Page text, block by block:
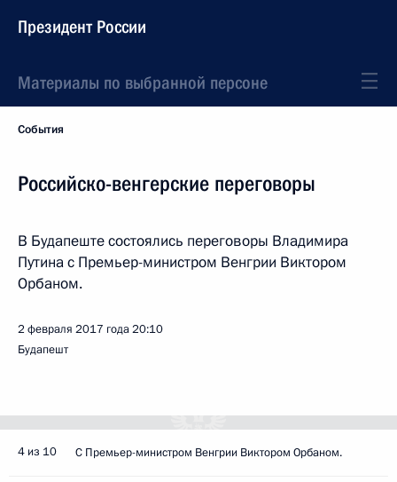
Президент России
Материалы по выбранной персоне
События
Российско-венгерские переговоры
В Будапеште состоялись переговоры Владимира
Путина с Премьер-министром Венгрии Виктором
Орбаном.
2 февраля 2017 года20:10
Будапешт
4 из 10 С Премьер-министром Венгрии Виктором Орбаном.